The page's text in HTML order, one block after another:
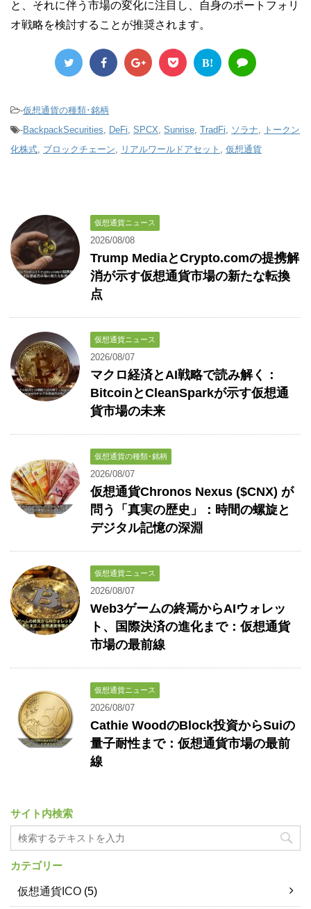
と、それに伴う市場の変化に注目し、自身のポートフォリ
オ戦略を検討することが推奨されます。
B!
-仮想通貨の種類･銘柄
-BackpackSecurities, DeFi, SPCX, Sunrise, TradFi, ソラナ, トークン
化株式, ブロックチェーン, リアルワールドアセット , 仮想通貨
仮想通貨ニュース
2026/08/08
Trump MediaとCrypto.comの提携解
消が示す仮想通貨市場の新たな転換
点
仮想通貨ニュース
2026/08/07
マクロ経済とAI戦略で読み解く：
BitcoinとCleanSparkが示す仮想通
貨市場の未来
仮想通貨の種類･銘柄
2026/08/07
仮想通貨Chronos Nexus ($CNX) が
問う「真実の歴史」：時間の螺旋と
デジタル記憶の深淵
仮想通貨ニュース
2026/08/07
Web3ゲームの終焉からAIウォレッ
ト、国際決済の進化まで：仮想通貨
市場の最前線
仮想通貨ニュース
2026/08/07
Cathie WoodのBlock投資からSuiの
量子耐性まで：仮想通貨市場の最前
線
サイト内検索
カテゴリー
仮想通貨ICO (5)